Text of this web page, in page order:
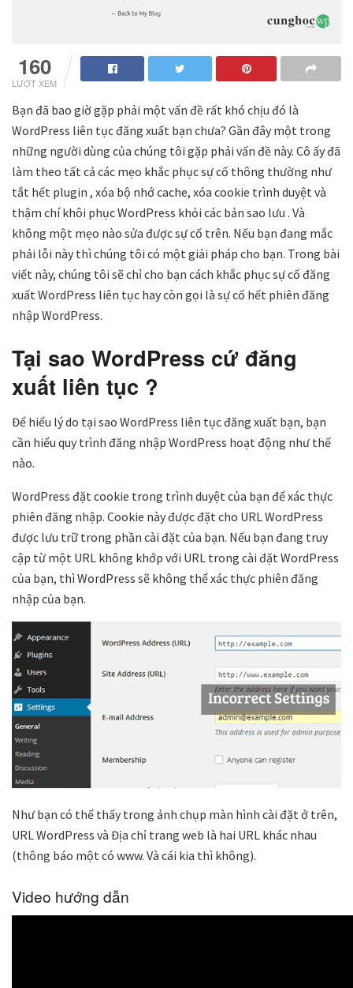
160
LƯỢT XEM
Bạn đã bao giờ gặp phải một vấn đề rất khó chịu đó là
WordPress liên tục đăng xuất bạn chưa? Gần đây một trong
những người dùng của chúng tôi gặp phải vấn đề này. Cô ấy đã
làm theo tất cả các mẹo khắc phục sự cố thông thường như
tắt hết plugin , xóa bộ nhớ cache, xóa cookie trình duyệt và
thậm chí khôi phục WordPress khỏi các bản sao lưu . Và
không một mẹo nào sửa được sự cố trên. Nếu bạn đang mắc
phải lỗi này thì chúng tôi có một giải pháp cho bạn. Trong bài
viết này, chúng tôi sẽ chỉ cho bạn cách khắc phục sự cố đăng
xuất WordPress liên tục hay còn gọi là sự cố hết phiên đăng
nhập WordPress.
Tại sao WordPress cứ đăng
xuất liên tục ?
Để hiểu lý do tại sao WordPress liên tục đăng xuất bạn, bạn
cần hiểu quy trình đăng nhập WordPress hoạt động như thế
nào.
WordPress đặt cookie trong trình duyệt của bạn để xác thực
phiên đăng nhập. Cookie này được đặt cho URL WordPress
được lưu trữ trong phần cài đặt của bạn. Nếu bạn đang truy
cập từ một URL không khớp với URL trong cài đặt WordPress
của bạn, thì WordPress sẽ không thể xác thực phiên đăng
nhập của bạn.
Như bạn có thể thấy trong ảnh chụp màn hình cài đặt ở trên,
URL WordPress và Địa chỉ trang web là hai URL khác nhau
(thông báo một có www. Và cái kia thì không).
Video hướng dẫn